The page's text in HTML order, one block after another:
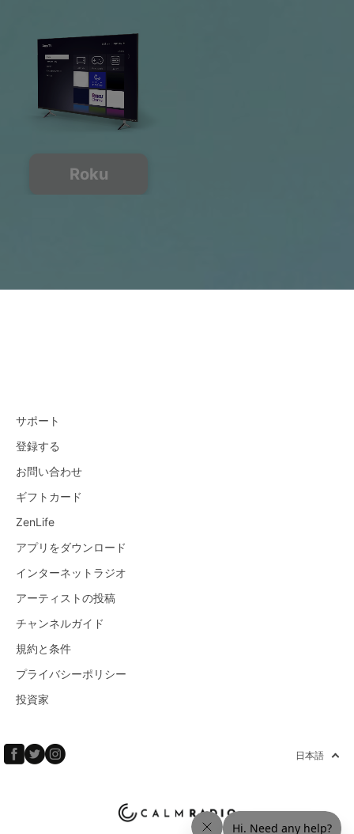
Roku
サポート
登録する
お問い合わせ
ギフトカード
ZenLife
アプリをダウンロード
インターネットラジオ
アーティストの投稿
チャンネルガイド
規約と条件
プライバシーポリシー
投資家
日本語